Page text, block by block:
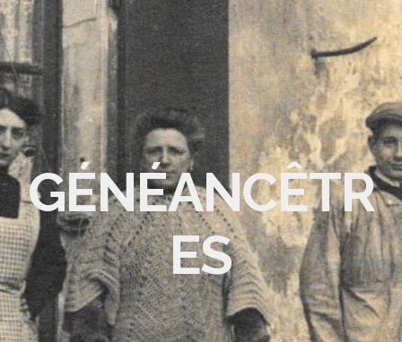
GÉNÉANCÊTR
ES